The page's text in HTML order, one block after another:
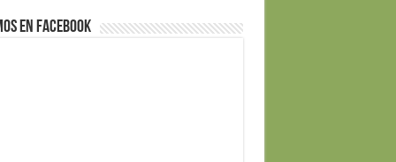
en Facebook